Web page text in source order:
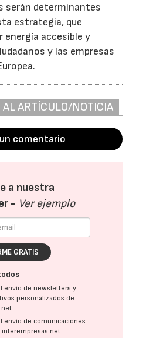
serán determinantes
estrategia, que
energía accesible y
y las empresas
AL ARTÍCULO/NOTICIA
comentario
a nuestra
- Ver ejemplo
GRATIS
envío de newsletters y
personalizados de
envío de comunicaciones
interempresas.net